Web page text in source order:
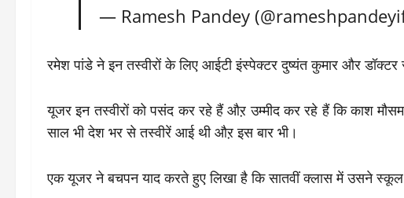
— Ramesh Pandey
रमेश पांडे ने इन तस्वीरों के लिए आईटी इंस्पेक्टर दुष्यंत कुमार और डॉक्टर
यूजर इन तस्वीरों को पसंद कर रहे हैं औऱ उम्मीद कर रहे हैं कि काश
साल भी देश भर से तस्वीरें आई थी औऱ इस बार भी।
एक यूजर ने बचपन याद करते हुए लिखा है कि सातवीं क्लास में उसने